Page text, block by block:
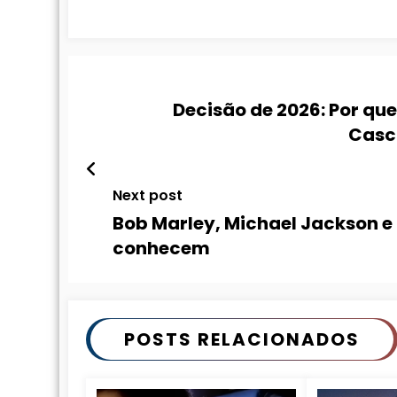
Decisão de 2026: Por
Next post
Bob Marley, Michael Jackson
conhecem
POSTS RELACIONADOS